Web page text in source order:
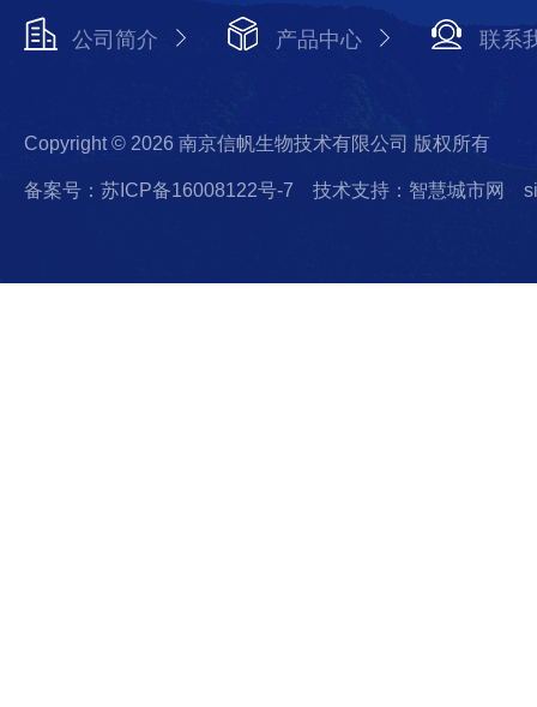
公司简介 产品中心 联系
Copyright © 2026 南京信帆生物技术有限公司 版权所有
备案号：苏ICP备16008122号-7 技术支持：智慧城市网